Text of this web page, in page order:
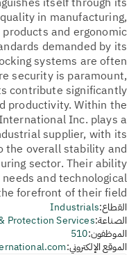
in manufacturing,
and ergonomic
demanded by its
systems are often
security is paramount,
contribute significantly
productivity. Within the
Inc. plays a
supplier, with its
the overall stability and
sector. Their ability
and technological
forefront of their field.
القطاع:Industrials
الصناعة:Protection Services
الموظفون:510
الموقع الإلكتروني: